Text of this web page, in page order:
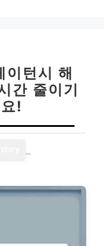
턴시 해
간 줄이기
!